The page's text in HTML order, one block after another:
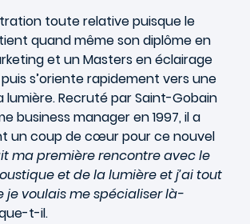
toute relative puisque le
quand même son diplôme en
et un Masters en éclairage
s’oriente rapidement vers une
lumière. Recruté par Saint-Gobain
business manager en 1997, il a
un coup de cœur pour ce nouvel
ma première rencontre avec le
et de la lumière et j’ai tout
je voulais me spécialiser là-
t-il.